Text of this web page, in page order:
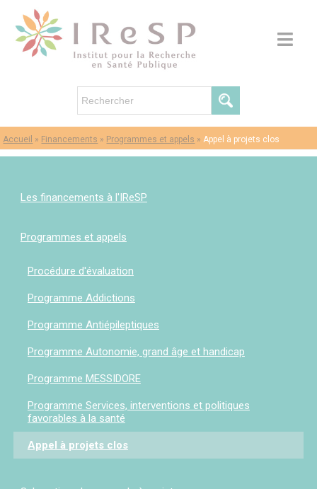
Accueil » Financements » Programmes et appels »Appel à projets clos
Les financements à l'IReSP
Programmes et appels
Procédure d'évaluation
Programme Addictions
Programme Antiépileptiques
Programme Autonomie, grand âge et handicap
Programme MESSIDORE
Programme Services, interventions et politiques
favorables à la santé
Appel à projets clos